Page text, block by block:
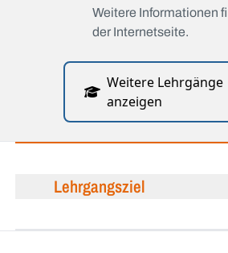
Weitere Informationen
der Internetseite.
Weitere Lehrgänge
anzeigen
Lehrgangsziel